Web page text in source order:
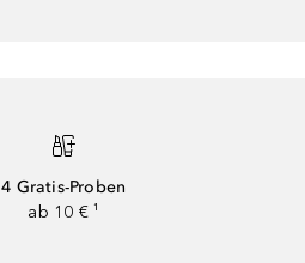
4 Gratis-Proben
ab 10 € ¹